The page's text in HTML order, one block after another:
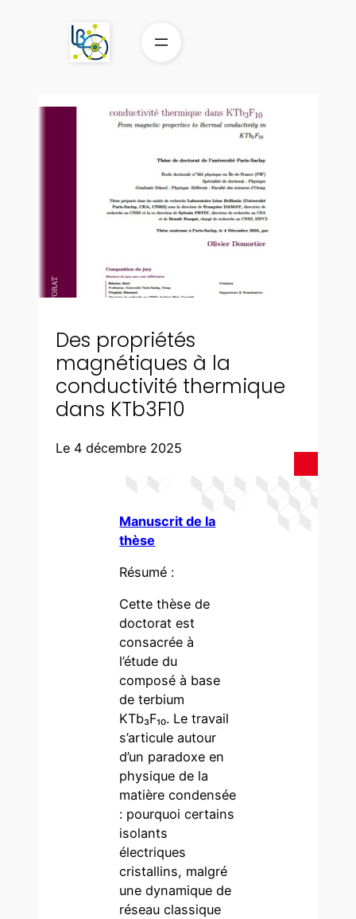
Des propriétés
magnétiques à la
conductivité thermique
dans KTb3F10
Le 4 décembre 2025
Manuscrit de la
thèse
Résumé :
Cette thèse de
doctorat est
consacrée à
l’étude du
composé à base
de terbium
KTb₃F₁₀. Le travail
s’articule autour
d’un paradoxe en
physique de la
matière condensée
: pourquoi certains
isolants
électriques
cristallins, malgré
une dynamique de
réseau classique